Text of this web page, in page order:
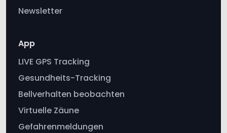
App
Gesundheits-Tracking
Bellverhalten beobachten
Virtuelle Zäune
Gefahrenmeldungen
Tractive vs. AirTag
Energiesparzonen